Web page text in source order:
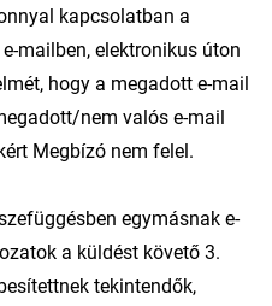
kapcsolatban a
mailben, elektronikus úton
hogy a megadott e-mail
nem valós e-mail
Megbízó nem felel.
egymásnak e-
a küldést követő 3.
tekintendők,